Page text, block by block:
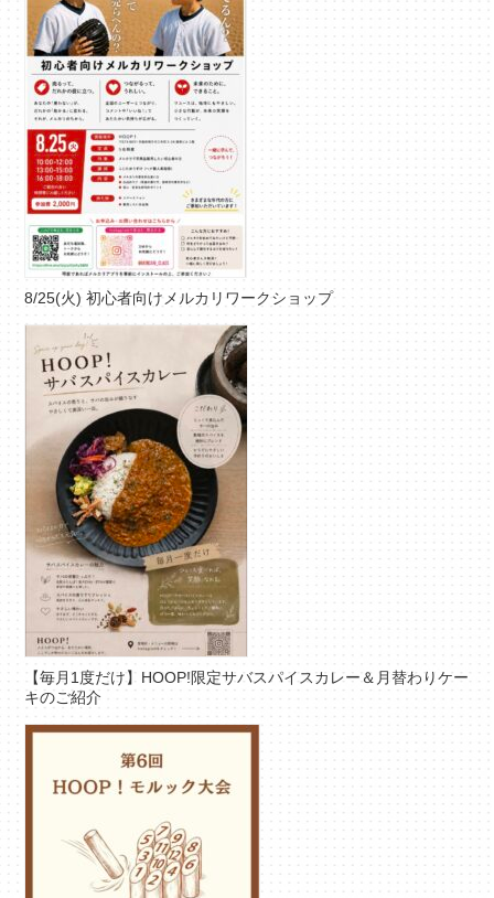
8/25(火) 初心者向けメルカリワークショップ
【毎月1度だけ】HOOP!限定サバスパイスカレー＆月替わりケー
キのご紹介